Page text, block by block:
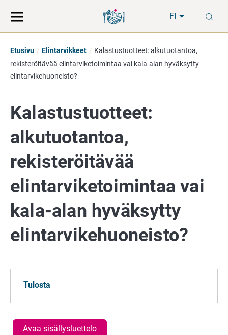
suoraan
sisältöön
koko
sivuston
FI
Etusivu Elintarvikkeet
Kalastustuotteet: alkutuotantoa,
rekisteröitävää elintarviketoimintaa vai kala-alan hyväksytty
elintarvikehuoneisto?
Kalastustuotteet:
alkutuotantoa,
rekisteröitävää
elintarviketoimintaa vai
kala-alan hyväksytty
elintarvikehuoneisto?
Tulosta
Avaa sisällysluettelo